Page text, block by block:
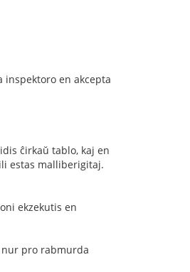
en akcepta
ĉirkaŭ tablo, kaj en
estas malliberigitaj.
ekzekutis en
nur pro rabmurda